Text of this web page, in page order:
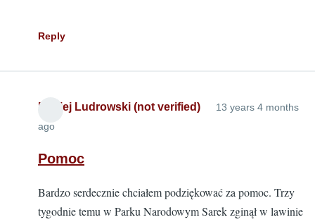
Reply
Maciej Ludrowski (not verified)
13 years 4 months
ago
Pomoc
Bardzo serdecznie chciałem podziękować za pomoc. Trzy
tygodnie temu w Parku Narodowym Sarek zginął w lawinie